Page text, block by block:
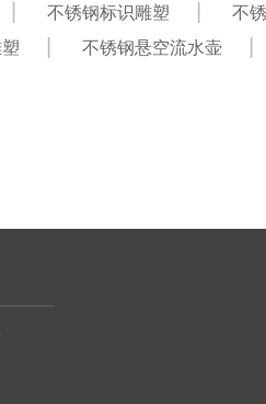
不锈钢标识雕塑 不
不锈钢悬空流水壶